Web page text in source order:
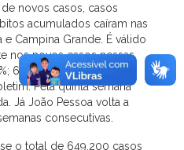
novos casos, casos
acumulados caíram nas
e Campina Grande. É válido
nos novos casos nessas
60% e 66%,
Pela quinta semana
Já João Pessoa volta a
consecutivas.
o total de 649.200 casos